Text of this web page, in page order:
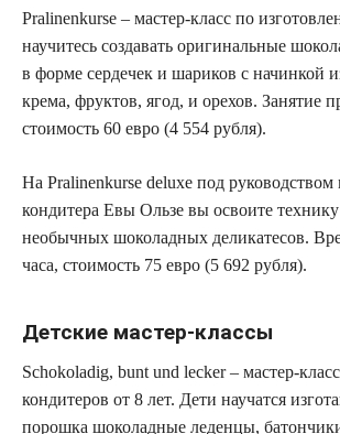
Pralinenkurse – мастер-класс по
научитесь создавать оригинальные
в форме сердечек и шариков с начинкой
крема, фруктов, ягод, и орехов. Занятие
стоимость 60 евро (4 554 рубля).
На Pralinenkurse deluxe под руководством
кондитера Евы Ользе вы освоите
необычных шоколадных деликатесов.
часа, стоимость 75 евро (5 692 рубля).
Детские мастер-классы
Schokoladig, bunt und lecker – мастер-
кондитеров от 8 лет. Дети научатся
порошка шоколадные леденцы,